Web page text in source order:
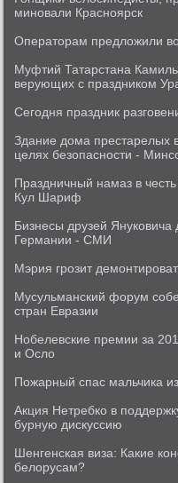
миновали Красноярск
Операторам предложили
Муфтий Татарстана
верующих с праздником
Сегодня праздник
Здание дома престарелых
целях безопасности -
Праздничный намаз в
Кул Шариф
Бизнесы друзей Януковича
Германии - СМИ
Мэрия грозит
Мусульманский форум
стран Евразии
Нобелевские премии за
и Осло
Пожарный спас мальчика
Акция Нетребко в
бурную дискуссию
Шенгенская виза: Какие
белорусам?